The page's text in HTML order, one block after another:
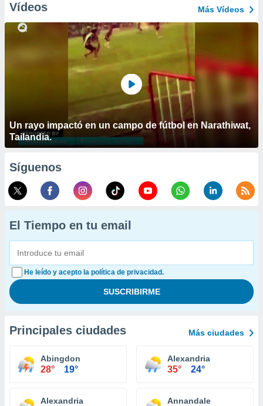
Vídeos Más Vídeos
Un rayo impactó en un campo de fútbol en Narathiwat,
Tailandia.
Síguenos
El Tiempo en tu email
He leído y acepto la política de privacidad.
Principales ciudades Más ciudades
Abingdon
28° 19°
Alexandria
35° 24°
Alexandria Annandale